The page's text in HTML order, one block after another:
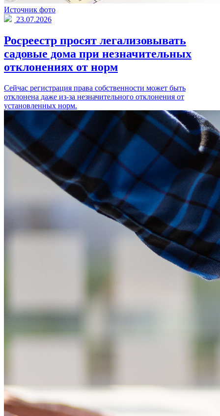
Источник фото
23.07.2026
Росреестр просят легализовывать
садовые дома при незначительных
отклонениях от норм
Сейчас регистрация права собственности может быть
отклонена даже из-за незначительного отклонения от
установленных норм.